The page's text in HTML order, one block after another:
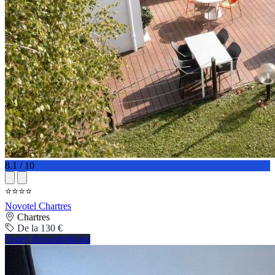
8.1 / 10
⭐⭐⭐⭐
Novotel Chartres
Chartres
De la 130 €
Vedeți disponibilitatea